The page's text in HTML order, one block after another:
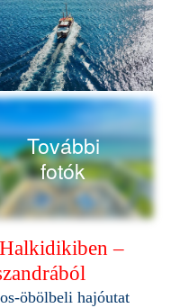
További
fotók
–
öbölbeli hajóutat